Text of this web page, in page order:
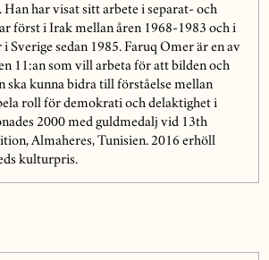
har visat sitt arbete i separat- och
först i Irak mellan åren 1968-1983 och i
Sverige sedan 1985. Faruq Omer är en av
11:an som vill arbeta för att bilden och
ska kunna bidra till förståelse mellan
roll för demokrati och delaktighet i
2000 med guldmedalj vid 13th
Almaheres, Tunisien. 2016 erhöll
kulturpris.